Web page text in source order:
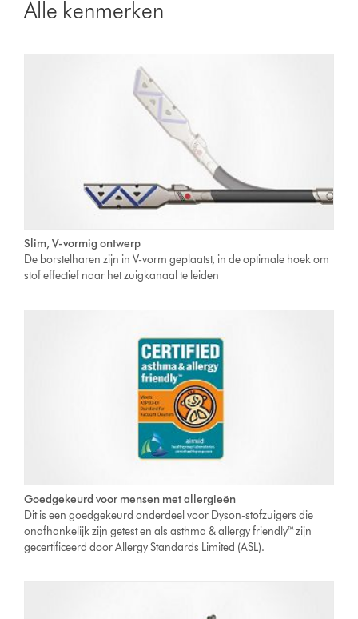
Alle kenmerken
Slim, V-vormig ontwerp
De borstelharen zijn in V-vorm geplaatst, in de optimale hoek om
stof effectief naar het zuigkanaal te leiden
Goedgekeurd voor mensen met allergieën
Dit is een goedgekeurd onderdeel voor Dyson-stofzuigers die
onafhankelijk zijn getest en als asthma & allergy friendly™ zijn
gecertificeerd door Allergy Standards Limited (ASL).